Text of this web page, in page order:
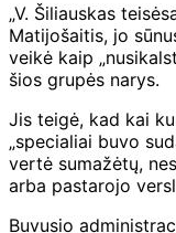
„V. Šiliauskas
Matijošaitis, jo
veikė kaip
šios grupės narys.
Jis teigė, kad kai
„specialiai buvo
vertė sumažėtų,
arba pastarojo
Buvusio